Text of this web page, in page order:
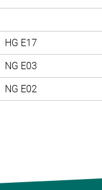
HG E17
NG E03
NG E02